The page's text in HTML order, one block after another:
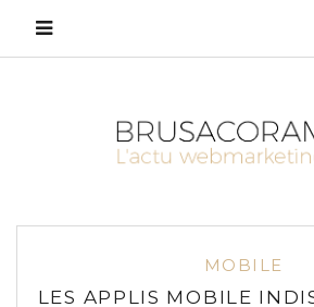
MOBILE
LES APPLIS MOBILE